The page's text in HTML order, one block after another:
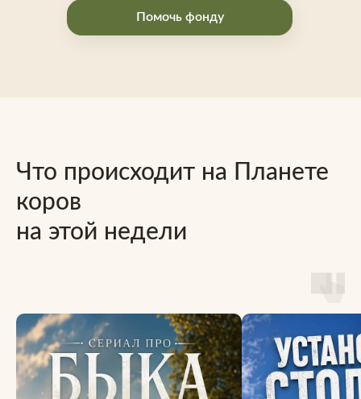
Помочь фонду
Что происходит на Планете
коров
на этой недели